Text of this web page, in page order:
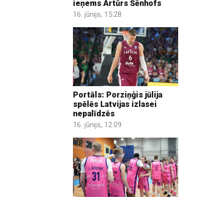
ieņems Artūrs Šēnhofs
16. jūnijs, 15:28
Portāls: Porziņģis jūlija
spēlēs Latvijas izlasei
nepalīdzēs
16. jūnijs, 12:09